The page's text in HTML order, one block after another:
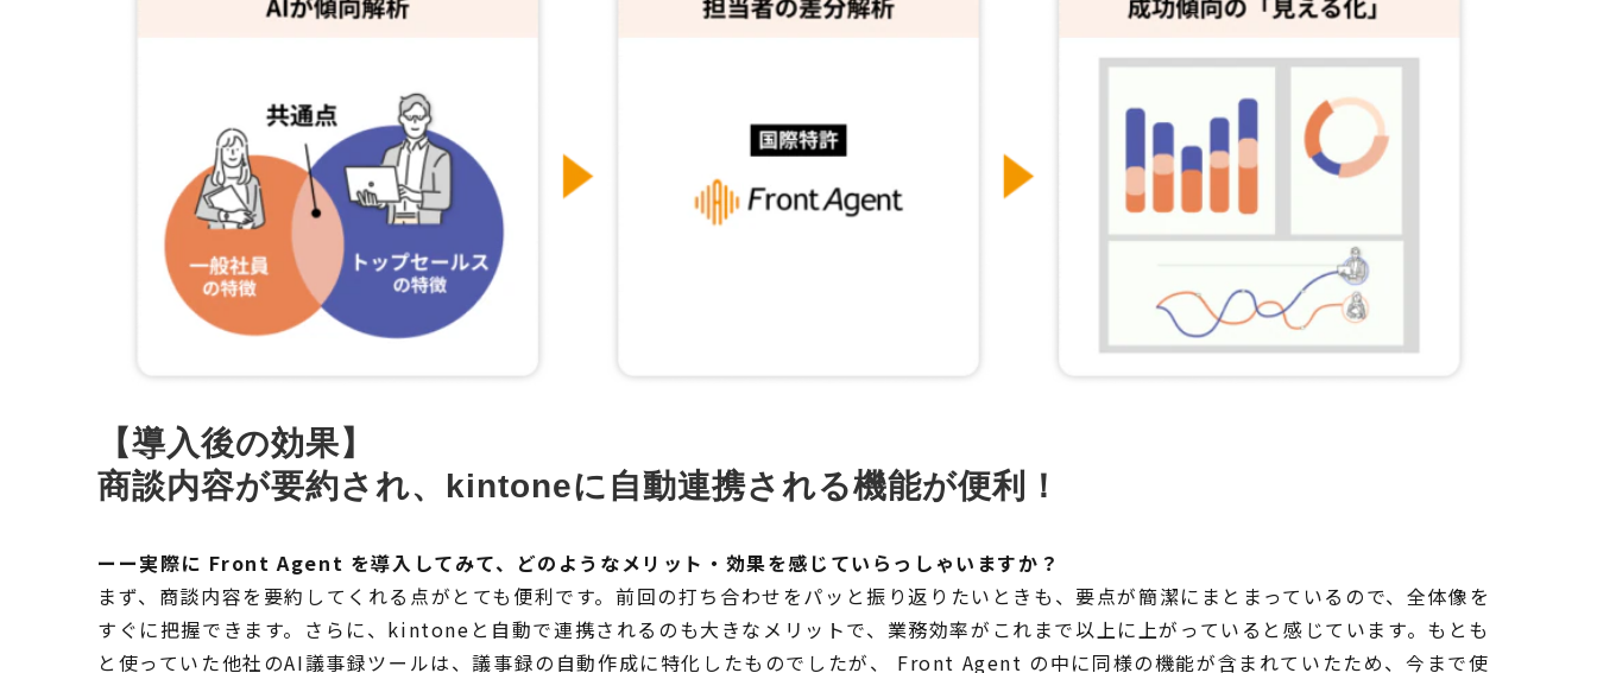
【導入後の効果】
商談内容が要約され、kintoneに自動連携される機能が便利！
ーー実際に Front Agent を導入してみて、どのようなメリット・効果を感じていらっしゃいますか？
まず、商談内容を要約してくれる点がとても便利です。前回の打ち合わせをパッと振り返りたいときも、要点が簡潔にまとまっているので、全体像を
すぐに把握できます。さらに、kintoneと自動で連携されるのも大きなメリットで、業務効率がこれまで以上に上がっていると感じています。もとも
と使っていた他社のAI議事録ツールは、議事録の自動作成に特化したものでしたが、 Front Agent の中に同様の機能が含まれていたため、今まで使